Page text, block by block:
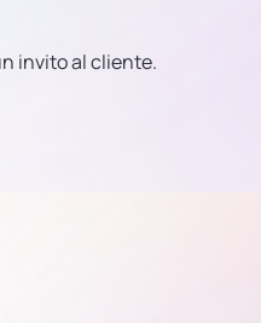
invito al cliente.